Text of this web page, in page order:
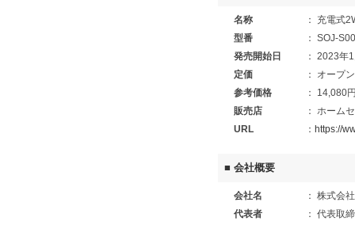
名称
： 充電式
型番
： SOJ-
発売開始日
： 2023年
定価
： オープ
参考価格
： 14,080
販売店
： ホーム
URL
： https://
■ 会社概要
会社名
： 株式会
代表者
： 代表取